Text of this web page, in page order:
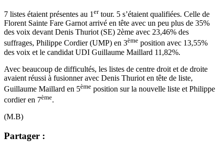
7 listes étaient présentes au 1 ertour. 5 s’étaient qualifiées. Celle de
Florent Sainte Fare Garnot arrivé en tête avec un peu plus de 35%
des voix devant Denis Thuriot (SE) 2ème avec 23,46% des
suffrages, Philippe Cordier (UMP) en 3ème position avec 13,55%
des voix et le candidat UDI Guillaume Maillard 11,82%.
Avec beaucoup de difficultés, les listes de centre droit et de droite
avaient réussi à fusionner avec Denis Thuriot en tête de liste,
Guillaume Maillard en 5ème position sur la nouvelle liste et Philippe
cordier en 7ème.
(M.B)
Partager :